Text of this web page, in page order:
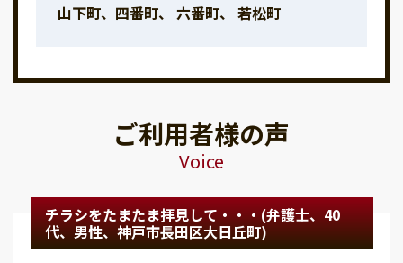
山下町、四番町、 六番町、 若松町
ご利用者様の声
Voice
チラシをたまたま拝見して・・・(弁護士、40
代、男性、神戸市長田区大日丘町)